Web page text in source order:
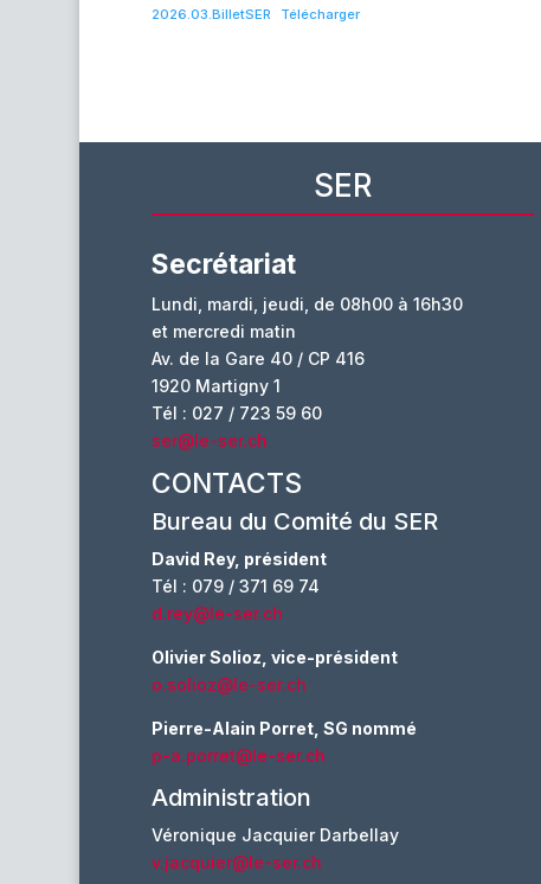
2026.03.BilletSER Télécharger
SER
Secrétariat
Lundi, mardi, jeudi, de 08h00 à 16h30
et mercredi matin
Av. de la Gare 40 / CP 416
1920 Martigny 1
Tél : 027 / 723 59 60
ser@le-ser.ch
CONTACTS
Bureau du Comité du SER
David Rey, président
Tél : 079 / 371 69 74
d.rey@le-ser.ch
Olivier Solioz, vice-président
o.solioz@le-ser.ch
Pierre-Alain Porret, SG nommé
p-a.porret@le-ser.ch
Administration
Véronique Jacquier Darbellay
v.jacquier@le-ser.ch